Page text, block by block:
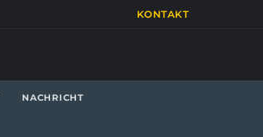
KONTAKT
NACHRICHT